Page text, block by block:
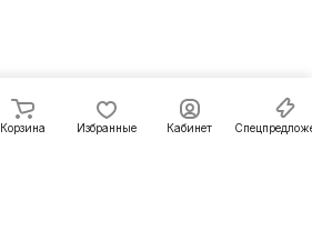
Корзина Избранные Кабинет